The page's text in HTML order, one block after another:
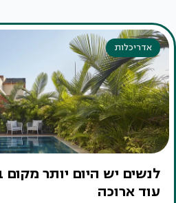
אדריכלות
לנשים יש היום יותר
עוד ארוכה